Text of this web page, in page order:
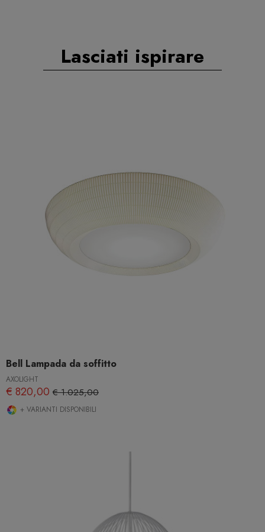
Lasciati ispirare
Bell Lampada da soffitto
AXOLIGHT
€ 820,00 € 1.025,00
+ VARIANTI DISPONIBILI